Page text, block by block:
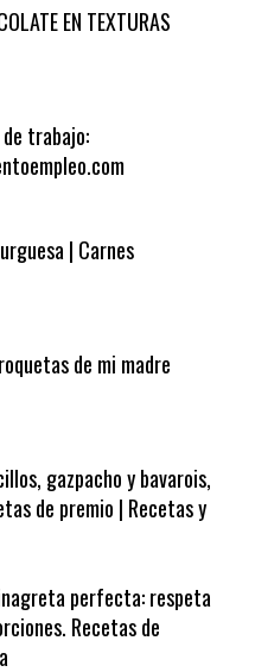
EN TEXTURAS
trabajo:
| Carnes
de mi madre
gazpacho y bavarois,
de premio | Recetas y
perfecta: respeta
Recetas de